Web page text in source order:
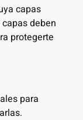
capas
deben
protegerte
para